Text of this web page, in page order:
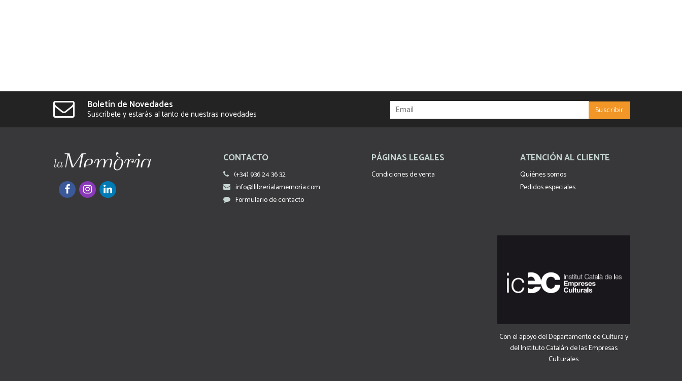
Boletín de Novedades
Suscríbete y estarás al tanto de nuestras novedades
CONTACTO
(+34) 936 24 36 32
info@llibrerialamemoria.com
Formulario de contacto
PÁGINAS LEGALES
Condiciones de venta
ATENCIÓN AL CLIENTE
Quiénes somos
Pedidos especiales
Con el apoyo del Departamento de Cultura y
del Instituto Catalán de las Empresas
Culturales